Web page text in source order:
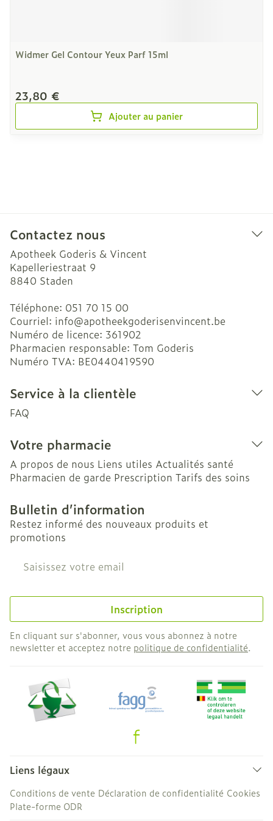
Widmer Gel Contour Yeux Parf 15ml
23,80 €
Ajouter au panier
Contactez nous
Apotheek Goderis & Vincent
Kapelleriestraat 9
8840 Staden
Téléphone: 051 70 15 00
Courriel: info@apotheekgoderisenvincent.be
Numéro de licence: 361902
Pharmacien responsable: Tom Goderis
Numéro TVA: BE0440419590
Service à la clientèle
FAQ
Votre pharmacie
A propos de nous Liens utiles Actualités santé
Pharmacien de garde Prescription Tarifs des soins
Bulletin d’information
Restez informé des nouveaux produits et
promotions
Adresse mail
Inscription
En cliquant sur s'abonner, vous vous abonnez à notre
newsletter et acceptez notre politique de confidentialité.
Liens légaux
Conditions de vente Déclaration de confidentialité Cookies
Plate-forme ODR